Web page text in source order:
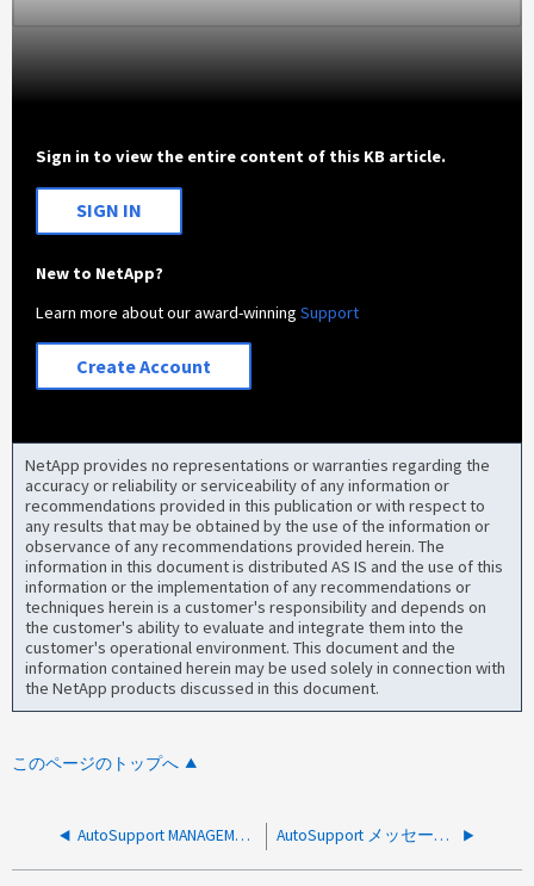
Sign in to view the entire content of this KB article.
SIGN IN
New to NetApp?
Learn more about our award-winningSupport
Create Account
NetApp provides no representations or warranties regarding the
accuracy or reliability or serviceability of any information or
recommendations provided in this publication or with respect to
any results that may be obtained by the use of the information or
observance of any recommendations provided herein. The
information in this document is distributed AS IS and the use of this
information or the implementation of any recommendations or
techniques herein is a customer's responsibility and depends on
the customer's ability to evaluate and integrate them into the
customer's operational environment. This document and the
information contained herein may be used solely in connection with
the NetApp products discussed in this document.
このページのトップへ
AutoSupport MANAGEMENT_LOG_ROTATE通知は1日に3回繰り返されます AutoSupport メッセージ： disk_scrub